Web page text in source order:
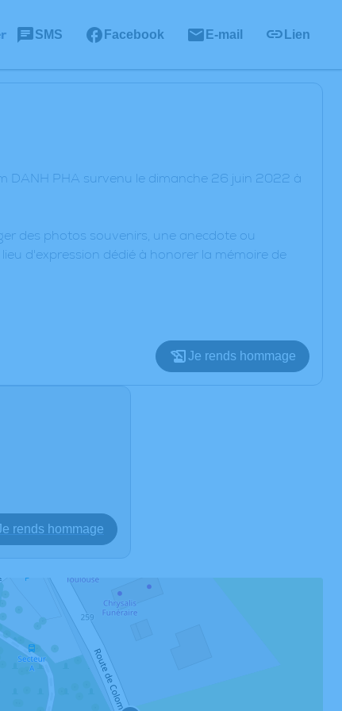
SMS Facebook E-mail Lien
DANH PHA survenu le dimanche 26 juin 2022 à
des photos souvenirs, une anecdote ou
d'expression dédié à honorer la mémoire de
Je rends hommage
rends hommage